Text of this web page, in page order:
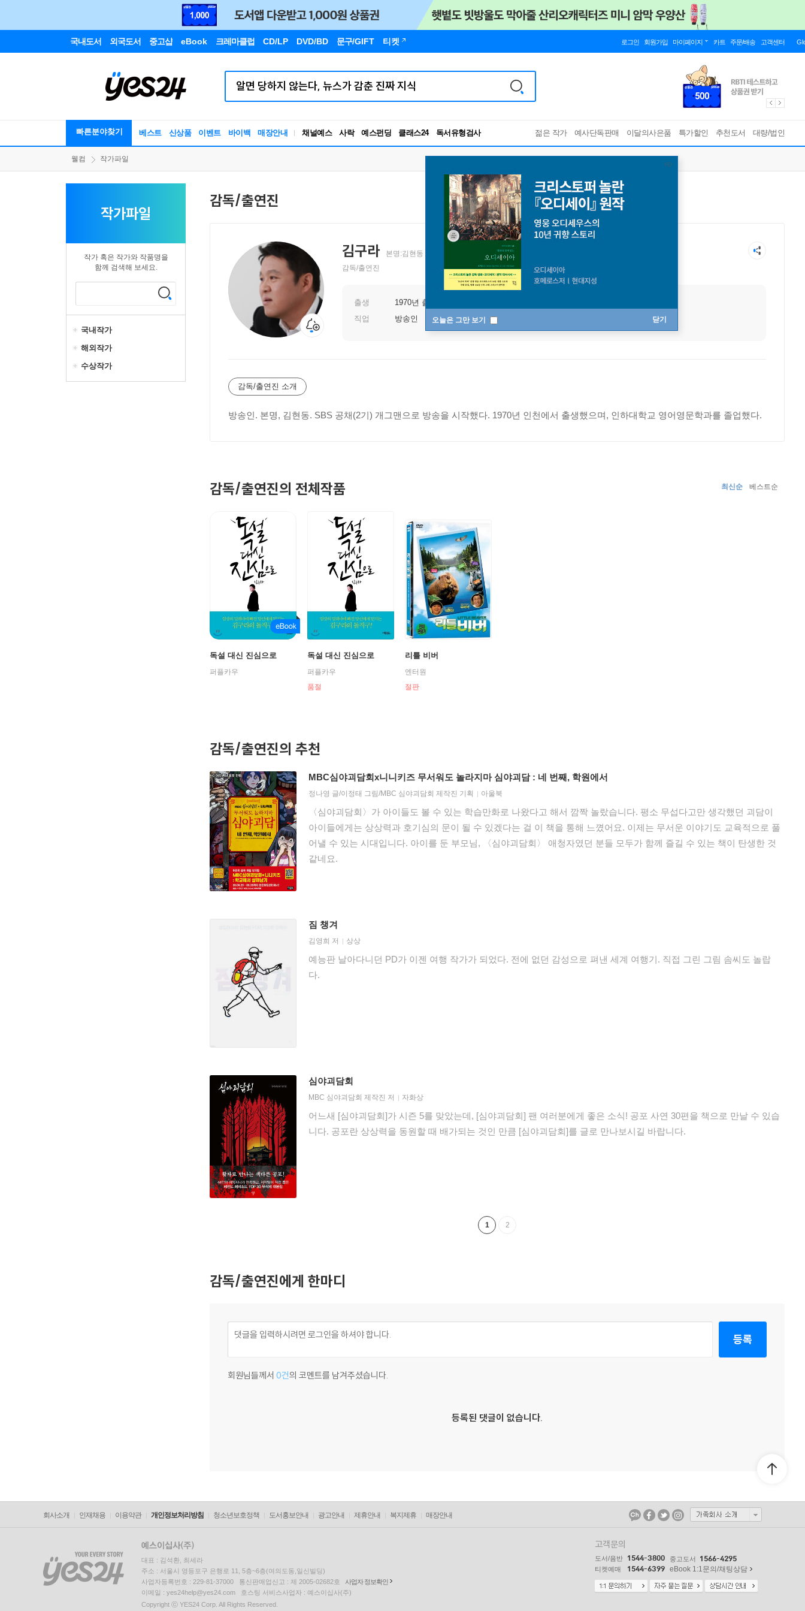
국내도서 외국도서 중고샵 eBook 크레마클럽 CD/LP DVD/BD 문구/GIFT 티켓 로그인 회원가입 마이페이지 카트 주문/배송 고객센터
빠른분야찾기 베스트 신상품 이벤트 바이백 매장안내 채널예스 사락 예스펀딩 클래스24
RBTI Lab
독서유형검사
젊은 작가 예사단독판매 이달의사은품 특가할인 추천도서 대량/법인
오늘은 그만 보기 닫기
웰컴 작가파일
작가파일
작가 혹은 작가와 작품명을
함께 검색해 보세요.
국내작가
해외작가
수상작가
감독/출연진
김구라
본명:김현동
감독/출연진
출생 1970년 출생
직업
방송인
감독/출연진 소개
방송인. 본명, 김현동. SBS 공채(2기) 개그맨으로 방송을 시작했다. 1970년 인천에서 출생했으며, 인하대학교 영어영문학과를 졸업했다.
감독/출연진의 전체작품 최신순 베스트순
독설 대신 진심으로
퍼플카우
독설 대신 진심으로
퍼플카우
품절
리틀 비버
엔터원
절판
감독/출연진의 추천
MBC심야괴담회x니니키즈 무서워도 놀라지마 심야괴담 : 네 번째, 학원에서
정나영 글/이정태 그림/MBC 심야괴담회 제작진 기획 아울북
〈심야괴담회〉가 아이들도 볼 수 있는 학습만화로 나왔다고 해서 깜짝 놀랐습니다. 평소 무섭다고만 생각했던 괴담이
아이들에게는 상상력과 호기심의 문이 될 수 있겠다는 걸 이 책을 통해 느꼈어요. 이제는 무서운 이야기도 교육적으로 풀
어낼 수 있는 시대입니다. 아이를 둔 부모님, 〈심야괴담회〉 애청자였던 분들 모두가 함께 즐길 수 있는 책이 탄생한 것
같네요.
짐 챙겨
김영희 저 상상
예능판 날아다니던 PD가 이젠 여행 작가가 되었다. 전에 없던 감성으로 펴낸 세계 여행기. 직접 그린 그림 솜씨도 놀랍
다.
심야괴담회
MBC 심야괴담회 제작진 저 자화상
어느새 [심야괴담회]가 시즌 5를 맞았는데, [심야괴담회] 팬 여러분에게 좋은 소식! 공포 사연 30편을 책으로 만날 수 있습
니다. 공포란 상상력을 동원할 때 배가되는 것인 만큼 [심야괴담회]를 글로 만나보시길 바랍니다.
1 2
감독/출연진에게 한마디
등록
회원님들께서 0건의 코멘트를 남겨주셨습니다.
등록된 댓글이 없습니다.
회사소개 인재채용 이용약관 개인정보처리방침 청소년보호정책 도서홍보안내 광고안내 제휴안내 복지제휴 매장안내
대표 : 김석환, 최세라
주소 : 서울시 영등포구 은행로 11, 5층~6층(여의도동,일신빌딩)
사업자등록번호 : 229-81-37000 통신판매업신고 : 제 2005-02682호
사업자 정보확인
이메일 : yes24help@yes24.com 호스팅 서비스사업자 : 예스이십사(주)
Copyright ⓒ YES24 Corp. All Rights Reserved.
고객문의
도서/음반 1544-3800 중고도서 1566-4295
티켓예매 1544-6399 eBook 1:1문의/채팅상담